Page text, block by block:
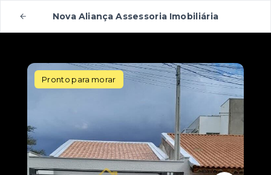
Nova Aliança Assessoria Imobiliária
Pronto para morar